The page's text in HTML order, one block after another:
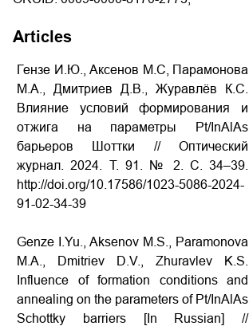
Articles
Гензе И.Ю., Аксенов М.С, Парамонова
М.А., Дмитриев Д.В., Журавлёв К.С.
Влияние условий формирования и
отжига на параметры Pt/InAlAs
барьеров Шоттки // Оптический
журнал. 2024. Т. 91. № 2. С. 34–39.
http://doi.org/10.17586/1023-5086-2024-
91-02-34-39
Genze I.Yu., Aksenov M.S., Paramonova
M.A., Dmitriev D.V., Zhuravlev K.S.
Influence of formation conditions and
annealing on the parameters of Pt/InAlAs
Schottky barriers [In Russian] //